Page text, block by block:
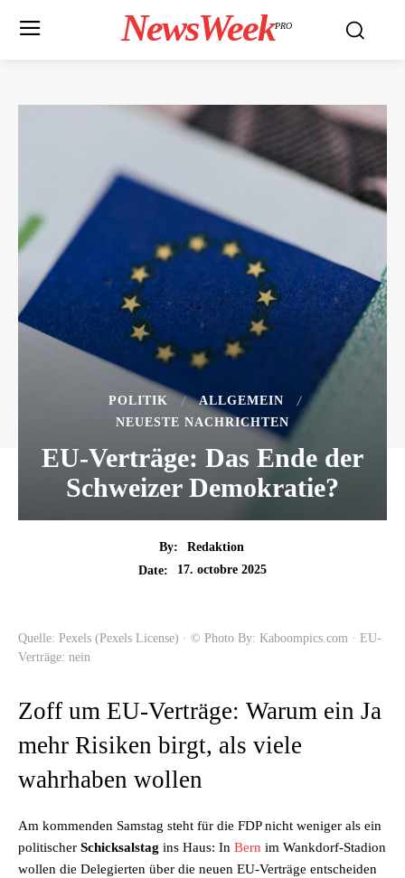
NewsWeekPRO
POLITIK
ALLGEMEIN
NEUESTE NACHRICHTEN
EU-Verträge: Das Ende der
Schweizer Demokratie?
By:
Redaktion
Date:
17. octobre 2025
Quelle: Pexels (Pexels License) · © Photo By: Kaboompics.com · EU-
Verträge: nein
Zoff um EU-Verträge: Warum ein Ja
mehr Risiken birgt, als viele
wahrhaben wollen
Am kommenden Samstag steht für die FDP nicht weniger als ein
politischer Schicksalstag ins Haus: In Bern im Wankdorf-Stadion
wollen die Delegierten über die neuen EU-Verträge entscheiden